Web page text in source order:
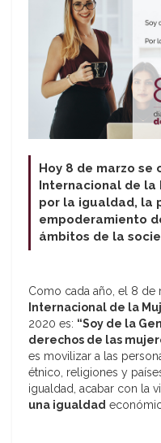
Hoy 8 de marzo se
Internacional de
por la igualdad, la
empoderamiento
ámbitos de la
Como cada año, el 8 de
Internacional de la
2020 es: “Soy de la
derechos de las
es movilizar a las
étnico, religiones y
igualdad, acabar con la
una igualdad